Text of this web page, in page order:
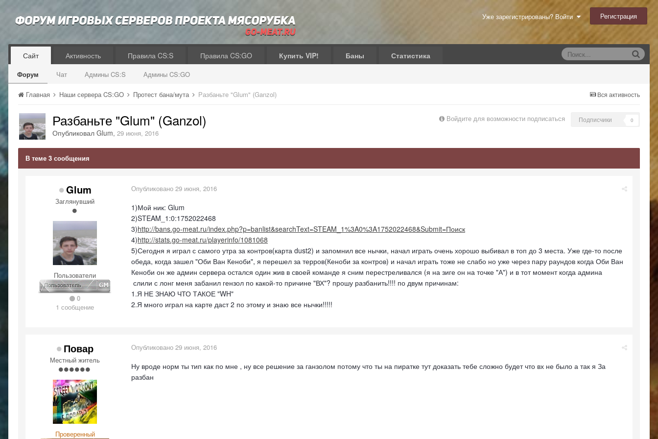
Уже зарегистрированы? Войти Регистрация
Сайт
Форум Чат Админы CS:S Админы CS:GO
Активность Правила CS:S Правила CS:GO Купить VIP! Баны Статистика
Вся активность
Главная Наши сервера CS:GO Протест бана/мута Разбаньте "Glum" (Ganzol)
Войдите для возможности подписаться Подписчики 0
Разбаньте "Glum" (Ganzol)
Опубликовал Glum, 29 июня, 2016
В теме 3 сообщения
Glum
Заглянувший
Пользователи
0
1 сообщение
Опубликовано 29 июня, 2016
1)Мой ник: Glum
2)STEAM_1:0:1752022468
3)http://bans.go-meat.ru/index.php?p=banlist&searchText=STEAM_1%3A0%3A1752022468&Submit=Поиск
4)http://stats.go-meat.ru/playerinfo/1081068
5)Сегодня я играл с самого утра за контров(карта dust2) и запомнил все нычки, начал играть очень хорошо выбивал в топ до 3 места. Уже где-то после
обеда, когда зашел "Оби Ван Кеноби", я перешел за терров(Кеноби за контров) и начал играть тоже не слабо но уже через пару раундов когда Оби Ван
Кеноби он же админ сервера остался один жив в своей команде я сним перестреливался (я на зиге он на точке "А") и в тот момент когда админа
слили с лонг меня забанил гензол по какой-то причине "ВХ"? прошу разбанить!!!! по двум причинам:
1.Я НЕ ЗНАЮ ЧТО ТАКОЕ "WH"
2.Я много играл на карте даст 2 по этому и знаю все нычки!!!!!
Повар
Местный житель
Проверенный
Опубликовано 29 июня, 2016
Ну вроде норм ты тип как по мне , ну все решение за ганзолом потому что ты на пиратке тут доказать тебе сложно будет что вх не было а так я За
разбан